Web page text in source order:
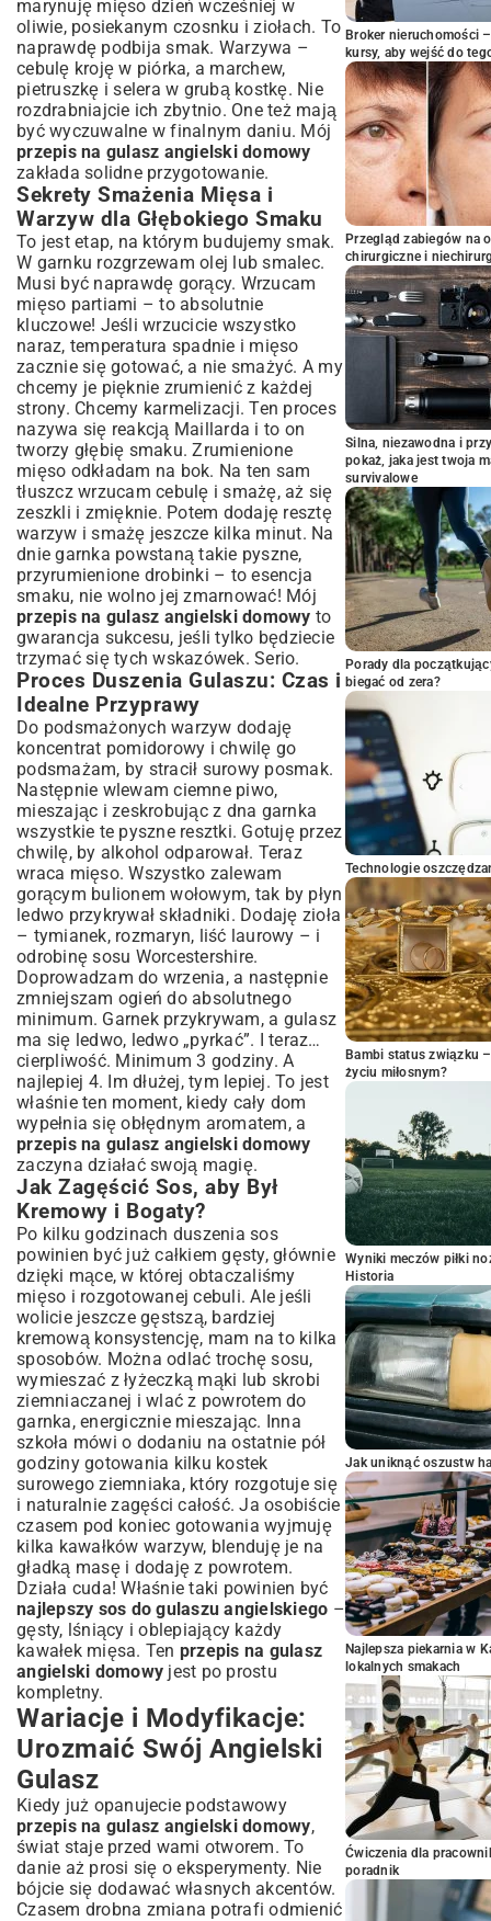
marynuję mięso dzień wcześniej w
oliwie, posiekanym czosnku i ziołach. To
naprawdę podbija smak. Warzywa –
cebulę kroję w piórka, a marchew,
pietruszkę i selera w grubą kostkę. Nie
rozdrabniajcie ich zbytnio. One też mają
być wyczuwalne w finalnym daniu. Mój
przepis na gulasz angielski domowy
zakłada solidne przygotowanie.
Sekrety Smażenia Mięsa i
Warzyw dla Głębokiego Smaku
To jest etap, na którym budujemy smak.
W garnku rozgrzewam olej lub smalec.
Musi być naprawdę gorący. Wrzucam
mięso partiami – to absolutnie
kluczowe! Jeśli wrzucicie wszystko
naraz, temperatura spadnie i mięso
zacznie się gotować, a nie smażyć. A my
chcemy je pięknie zrumienić z każdej
strony. Chcemy karmelizacji. Ten proces
nazywa się reakcją Maillarda i to on
tworzy głębię smaku. Zrumienione
mięso odkładam na bok. Na ten sam
tłuszcz wrzucam cebulę i smażę, aż się
zeszkli i zmięknie. Potem dodaję resztę
warzyw i smażę jeszcze kilka minut. Na
dnie garnka powstaną takie pyszne,
przyrumienione drobinki – to esencja
smaku, nie wolno jej zmarnować! Mój
przepis na gulasz angielski domowy to
gwarancja sukcesu, jeśli tylko będziecie
trzymać się tych wskazówek. Serio.
Proces Duszenia Gulaszu: Czas i
Idealne Przyprawy
Do podsmażonych warzyw dodaję
koncentrat pomidorowy i chwilę go
podsmażam, by stracił surowy posmak.
Następnie wlewam ciemne piwo,
mieszając i zeskrobując z dna garnka
wszystkie te pyszne resztki. Gotuję przez
chwilę, by alkohol odparował. Teraz
wraca mięso. Wszystko zalewam
gorącym bulionem wołowym, tak by płyn
ledwo przykrywał składniki. Dodaję zioła
– tymianek, rozmaryn, liść laurowy – i
odrobinę sosu Worcestershire.
Doprowadzam do wrzenia, a następnie
zmniejszam ogień do absolutnego
minimum. Garnek przykrywam, a gulasz
ma się ledwo, ledwo „pyrkać”. I teraz…
cierpliwość. Minimum 3 godziny. A
najlepiej 4. Im dłużej, tym lepiej. To jest
właśnie ten moment, kiedy cały dom
wypełnia się obłędnym aromatem, a
przepis na gulasz angielski domowy
zaczyna działać swoją magię.
Jak Zagęścić Sos, aby Był
Kremowy i Bogaty?
Po kilku godzinach duszenia sos
powinien być już całkiem gęsty, głównie
dzięki mące, w której obtaczaliśmy
mięso i rozgotowanej cebuli. Ale jeśli
wolicie jeszcze gęstszą, bardziej
kremową konsystencję, mam na to kilka
sposobów. Można odlać trochę sosu,
wymieszać z łyżeczką mąki lub skrobi
ziemniaczanej i wlać z powrotem do
garnka, energicznie mieszając. Inna
szkoła mówi o dodaniu na ostatnie pół
godziny gotowania kilku kostek
surowego ziemniaka, który rozgotuje się
i naturalnie zagęści całość. Ja osobiście
czasem pod koniec gotowania wyjmuję
kilka kawałków warzyw, blenduję je na
gładką masę i dodaję z powrotem.
Działa cuda! Właśnie taki powinien być
najlepszy sos do gulaszu angielskiego –
gęsty, lśniący i oblepiający każdy
kawałek mięsa. Ten przepis na gulasz
angielski domowy jest po prostu
kompletny.
Wariacje i Modyfikacje:
Urozmaić Swój Angielski
Gulasz
Kiedy już opanujecie podstawowy
przepis na gulasz angielski domowy,
świat staje przed wami otworem. To
danie aż prosi się o eksperymenty. Nie
bójcie się dodawać własnych akcentów.
Czasem drobna zmiana potrafi odmienić
Broker nieruchomości
kursy, aby wejść do
Przegląd zabiegów na
chirurgiczne i
Silna, niezawodna i
pokaż, jaka jest twoja
survivalowe
Porady dla
biegać od zera?
Technologie
Bambi status związku
życiu miłosnym?
Wyniki meczów piłki
Historia
Jak uniknąć oszustw
Najlepsza piekarnia w
lokalnych smakach
Ćwiczenia dla
poradnik